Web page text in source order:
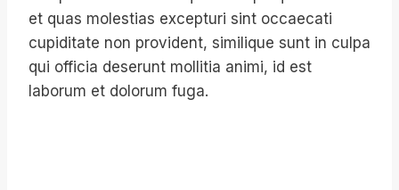
et quas molestias excepturi sint occaecati
cupiditate non provident, similique sunt in culpa
qui officia deserunt mollitia animi, id est
laborum et dolorum fuga.